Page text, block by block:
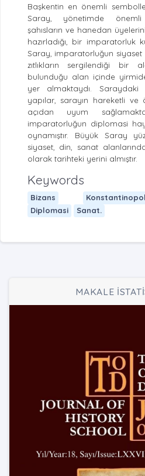
Başkentin en önemli
Saray, yönetimde
şahısların ve hanedan
hazırladığı, bir imparatorluk
Saray, imparatorluğun siyaset
zıtlıkların sergilendiği bir
bulunduğu alan içinde
yer almaktaydı.
yapılar, sarayın hareketli ve
açıdan uyum
imparatorluğun diplomasi
oynamıştır. Büyük Saray
siyaset, din, sanat
olarak tarihteki yerini almıştır.
Keywords
Bizans
Diplomasi
Sanat.
MAKALE